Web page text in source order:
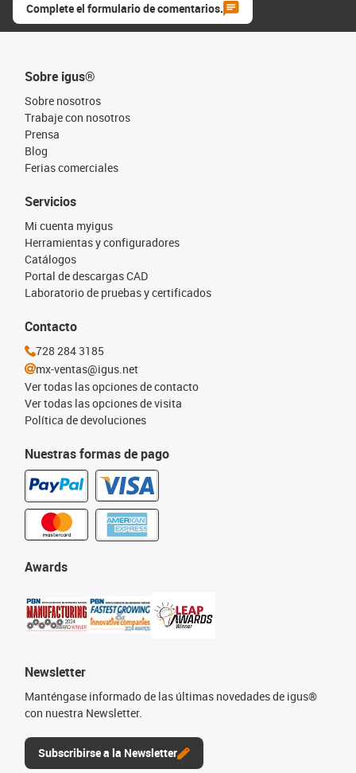
Complete el formulario de comentarios.
Sobre igus®
Sobre nosotros
Trabaje con nosotros
Prensa
Blog
Ferias comerciales
Nuestras formas de pago
Servicios
Mi cuenta myigus
Herramientas y configuradores
Catálogos
Portal de descargas CAD
Laboratorio de pruebas y certificados
Awards
Newsletter
Manténgase informado de las últimas novedades de igus®
con nuestra Newsletter.
Subscribirse a la Newsletter
Contacto
728 284 3185
mx-ventas@igus.net
Ver todas las opciones de contacto
Ver todas las opciones de visita
Política de devoluciones